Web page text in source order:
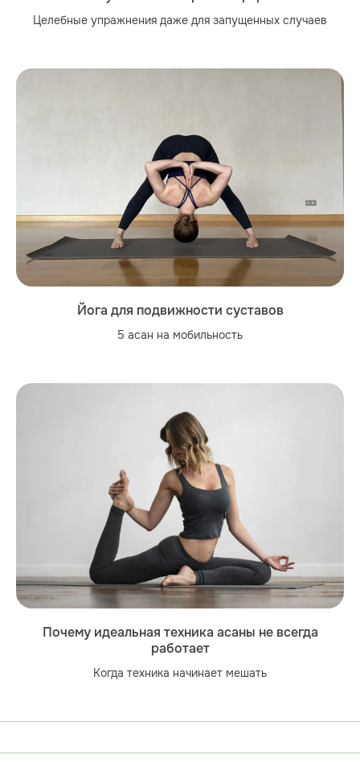
Целебные упражнения даже для запущенных случаев
Йога для подвижности суставов
5 асан на мобильность
Почему идеальная техника асаны не всегда
работает
Когда техника начинает мешать